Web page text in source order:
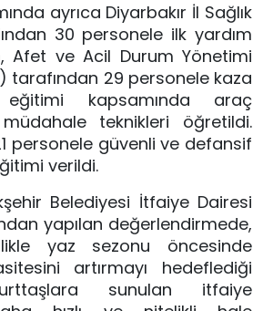
ayrıca Diyarbakır İl Sağlık
30 personele ilk yardım
Afet ve Acil Durum Yönetimi
tarafından 29 personele kaza
kapsamında araç
teknikleri öğretildi.
personele güvenli ve defansif
verildi.
Belediyesi İtfaiye Dairesi
yapılan değerlendirmede,
yaz sezonu öncesinde
artırmayı hedeflediği
sunulan itfaiye